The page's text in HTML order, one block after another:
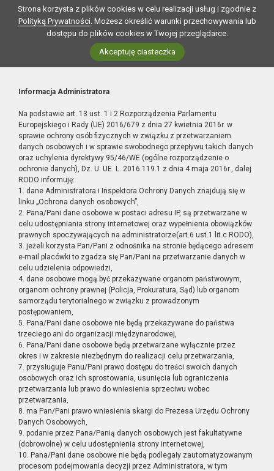
Strona korzysta z plików cookies w celu realizacji usług i zgodnie z
Polityką Prywatności. Możesz określić warunki przechowywania lub
dostępu do plików cookies w Twojej przeglądarce.
Akceptuję ciasteczka
Informacja Administratora
Na podstawie art. 13 ust. 1 i 2 Rozporządzenia Parlamentu
Europejskiego i Rady (UE) 2016/679 z dnia 27 kwietnia 2016r. w
sprawie ochrony osób fizycznych w związku z przetwarzaniem
danych osobowych i w sprawie swobodnego przepływu takich danych
oraz uchylenia dyrektywy 95/46/WE (ogólne rozporządzenie o
ochronie danych), Dz. U. UE. L. 2016.119.1 z dnia 4 maja 2016r., dalej
RODO informuję:
1. dane Administratora i Inspektora Ochrony Danych znajdują się w
linku „Ochrona danych osobowych”,
2. Pana/Pani dane osobowe w postaci adresu IP, są przetwarzane w
celu udostępniania strony internetowej oraz wypełnienia obowiązków
prawnych spoczywających na administratorze(art.6 ust.1 lit.c RODO),
3. jeżeli korzysta Pan/Pani z odnośnika na stronie będącego adresem
e-mail placówki to zgadza się Pan/Pani na przetwarzanie danych w
celu udzielenia odpowiedzi,
4. dane osobowe mogą być przekazywane organom państwowym,
organom ochrony prawnej (Policja, Prokuratura, Sąd) lub organom
samorządu terytorialnego w związku z prowadzonym
postępowaniem,
5. Pana/Pani dane osobowe nie będą przekazywane do państwa
trzeciego ani do organizacji międzynarodowej,
6. Pana/Pani dane osobowe będą przetwarzane wyłącznie przez
okres i w zakresie niezbędnym do realizacji celu przetwarzania,
7. przysługuje Panu/Pani prawo dostępu do treści swoich danych
osobowych oraz ich sprostowania, usunięcia lub ograniczenia
przetwarzania lub prawo do wniesienia sprzeciwu wobec
przetwarzania,
8. ma Pan/Pani prawo wniesienia skargi do Prezesa Urzędu Ochrony
Danych Osobowych,
9. podanie przez Pana/Panią danych osobowych jest fakultatywne
(dobrowolne) w celu udostępnienia strony internetowej,
10. Pana/Pani dane osobowe nie będą podlegały zautomatyzowanym
procesom podejmowania decyzji przez Administratora, w tym